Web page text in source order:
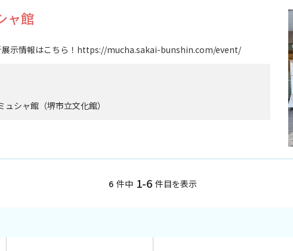
ャ館
展示情報はこちら！https://mucha.sakai-bunshin.com/event/
シャ館（堺市立文化館）
6 件中 1-6 件目を表示